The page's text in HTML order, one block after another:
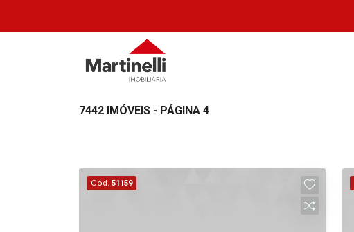
7442 IMÓVEIS - PÁGINA 4
Cód. 51159